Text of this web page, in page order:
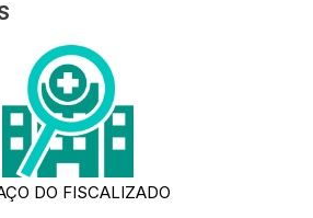
DO FISCALIZADO